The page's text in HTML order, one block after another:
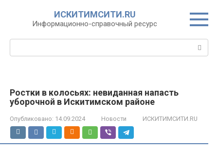
ИСКИТИМСИТИ.RU
Информационно-справочный ресурс
Ростки в колосьях: невиданная напасть
уборочной в Искитимском районе
Опубликовано: 14.09.2024 Новости ИСКИТИМСИТИ.RU